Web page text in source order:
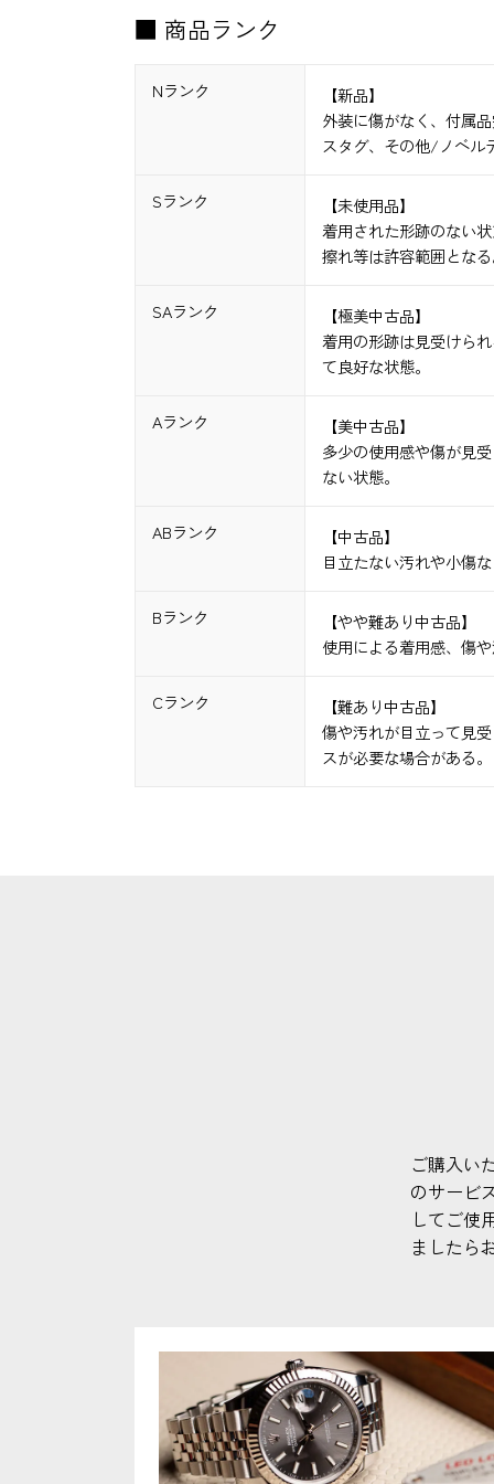
■ 商品ランク
Nランク
【新品】
外装に傷がなく、付属
スタグ、その他/ノベル
Sランク
【未使用品】
着用された形跡のない
擦れ等は許容範囲とな
SAランク
【極美中古品】
着用の形跡は見受けら
て良好な状態。
Aランク
【美中古品】
多少の使用感や傷が見
ない状態。
ABランク
【中古品】
目立たない汚れや小傷
Bランク
【やや難あり中古品】
使用による着用感、傷
Cランク
【難あり中古品】
傷や汚れが目立って見
スが必要な場合がある。
ご購入い
のサービ
してご使
ましたら